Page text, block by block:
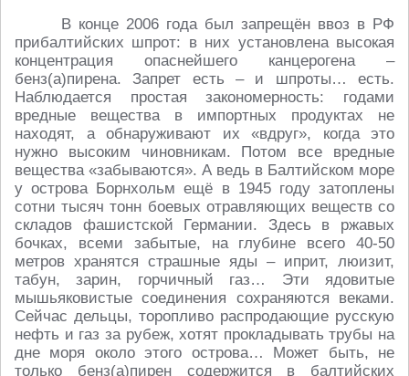
В конце 2006 года был запрещён ввоз в РФ
прибалтийских шпрот: в них установлена высокая
концентрация опаснейшего канцерогена –
бенз(а)пирена. Запрет есть – и шпроты… есть.
Наблюдается простая закономерность: годами
вредные вещества в импортных продуктах не
находят, а обнаруживают их «вдруг», когда это
нужно высоким чиновникам. Потом все вредные
вещества «забываются». А ведь в Балтийском море
у острова Борнхольм ещё в 1945 году затоплены
сотни тысяч тонн боевых отравляющих веществ со
складов фашистской Германии. Здесь в ржавых
бочках, всеми забытые, на глубине всего 40-50
метров хранятся страшные яды – иприт, люизит,
табун, зарин, горчичный газ… Эти ядовитые
мышьяковистые соединения сохраняются веками.
Сейчас дельцы, торопливо распродающие русскую
нефть и газ за рубеж, хотят прокладывать трубы на
дне моря около этого острова… Может быть, не
только бенз(а)пирен содержится в балтийских